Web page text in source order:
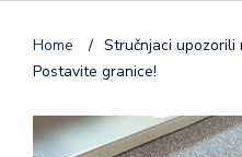
Home / Stručnjaci upozorili
Postavite granice!